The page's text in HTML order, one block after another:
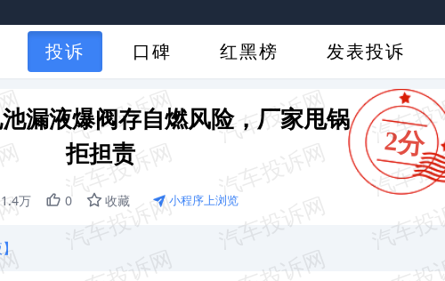
投诉 口碑 红黑榜 发表投诉
2分
漏液爆阀存自燃风险，厂家甩锅
拒担责
1.4万 0 收藏 小程序上浏览